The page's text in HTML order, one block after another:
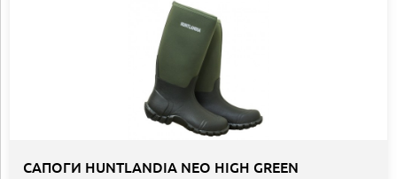
САПОГИ HUNTLANDIA NEO HIGH GREEN